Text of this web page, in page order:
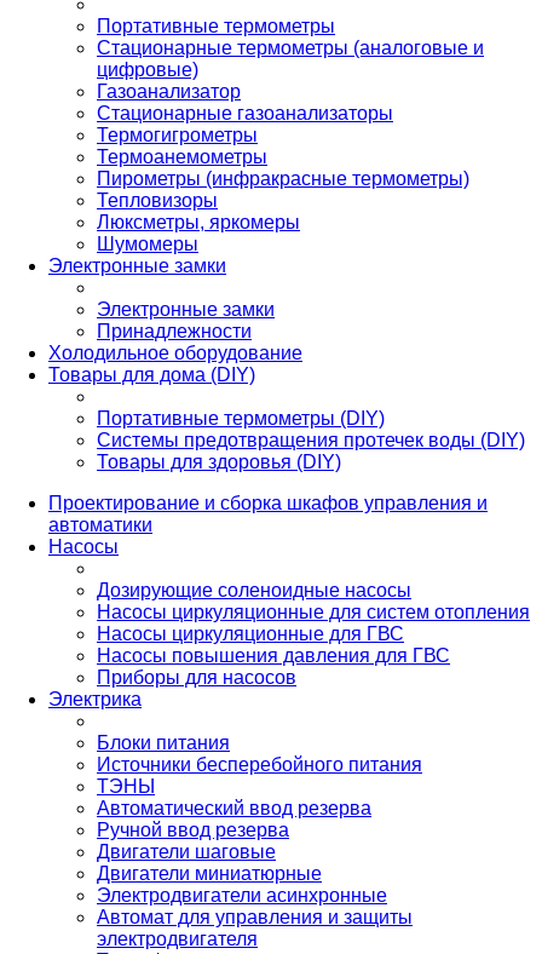
Портативные термометры
Стационарные термометры (аналоговые и
цифровые)
Газоанализатор
Стационарные газоанализаторы
Термогигрометры
Термоанемометры
Пирометры (инфракрасные термометры)
Тепловизоры
Люксметры, яркомеры
Шумомеры
Электронные замки
Электронные замки
Принадлежности
Холодильное оборудование
Товары для дома (DIY)
Портативные термометры (DIY)
Системы предотвращения протечек воды (DIY)
Товары для здоровья (DIY)
Проектирование и сборка шкафов управления и
автоматики
Насосы
Дозирующие соленоидные насосы
Насосы циркуляционные для систем отопления
Насосы циркуляционные для ГВС
Насосы повышения давления для ГВС
Приборы для насосов
Электрика
Блоки питания
Источники бесперебойного питания
ТЭНЫ
Автоматический ввод резерва
Ручной ввод резерва
Двигатели шаговые
Двигатели миниатюрные
Электродвигатели асинхронные
Автомат для управления и защиты
электродвигателя